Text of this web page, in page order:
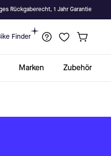
Rückgaberecht, 1 Jahr Garantie
Finder
Marken Zubehör